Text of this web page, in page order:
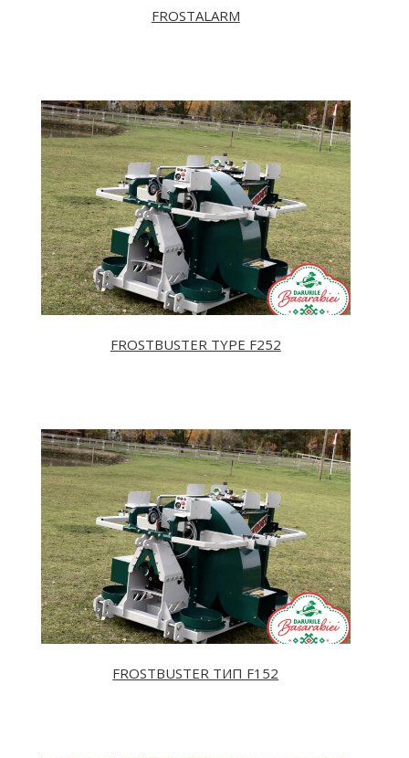
FROSTALARM
FROSTBUSTER TYPE F252
FROSTBUSTER TИП F152